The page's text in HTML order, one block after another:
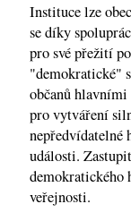
Instituce lze
se díky
pro své přežití
"demokratické"
občanů hlavními
pro vytváření
nepředvídatelné
události.
demokratického
veřejnosti.